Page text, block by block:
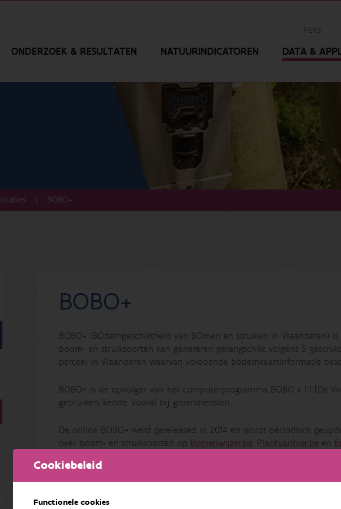
Cookiebeleid
Functionele cookies
PERS
ONDERZOEK & RESULTATEN NATUURINDICATOREN DATA &
BOBO+
BOBO+
BOBO+ (BOdemgeschiktheid van BOmen en struiken in Vlaanderen)
boom- en struiksoorten kan genereren gerangschikt volgens 5
perceel in Vlaanderen waarvan voldoende bodemkaartinformatie
BOBO+ is de opvolger van het computerprogramma BOBO v 1.1 [De
gebruikers kende, vooral bij groendiensten.
De online BOBO+ werd gereleased in 2014 en wordt periodisch
over boom- en struiksoorten op Bomenwijzer.be, Plantvanhier.be en
perceel willen bebossen of een houtkant willen aanleggen met
>> naar BOBO+